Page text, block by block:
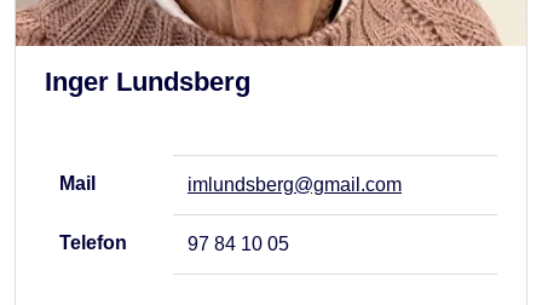
Inger Lundsberg
Mail imlundsberg@gmail.com
Telefon 97 84 10 05